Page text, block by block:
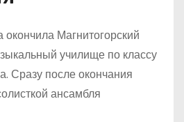
Магнитогорский
училище по классу
Сразу после окончания
ансамбля